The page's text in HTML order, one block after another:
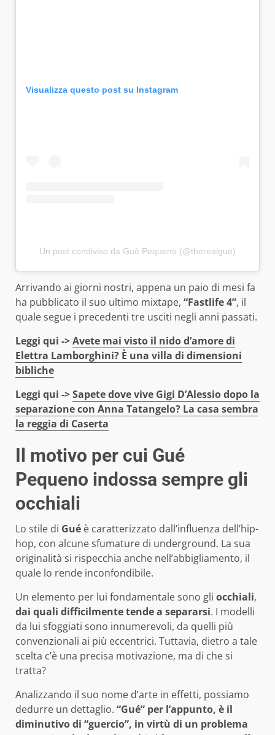
Visualizza questo post su Instagram
Un post condiviso da Guè Pequeno (@therealgue)
Arrivando ai giorni nostri, appena un paio di mesi fa
ha pubblicato il suo ultimo mixtape, “Fastlife 4”, il
quale segue i precedenti tre usciti negli anni passati.
Leggi qui ->Avete mai visto il nido d’amore di
Elettra Lamborghini? È una villa di dimensioni
bibliche
Leggi qui ->Sapete dove vive Gigi D’Alessio dopo la
separazione con Anna Tatangelo? La casa sembra
la reggia di Caserta
Il motivo per cui Gué
Pequeno indossa sempre gli
occhiali
Lo stile di Gué è caratterizzato dall’influenza dell’hip-
hop, con alcune sfumature di underground. La sua
originalità si rispecchia anche nell’abbigliamento, il
quale lo rende inconfondibile.
Un elemento per lui fondamentale sono gli occhiali,
dai quali difficilmente tende a separarsi. I modelli
da lui sfoggiati sono innumerevoli, da quelli più
convenzionali ai più eccentrici. Tuttavia, dietro a tale
scelta c’è una precisa motivazione, ma di che si
tratta?
Analizzando il suo nome d’arte in effetti, possiamo
dedurre un dettaglio. “Gué” per l’appunto, è il
diminutivo di “guercio”, in virtù di un problema